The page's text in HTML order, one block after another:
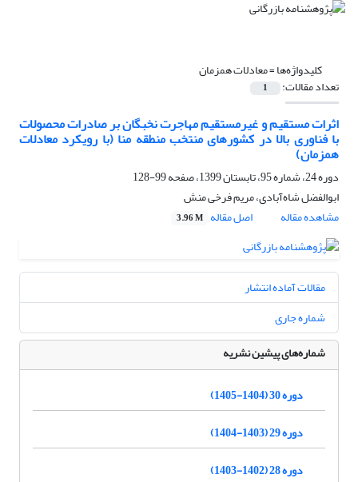
کلیدواژه‌ها =معادلات همزمان
تعداد مقالات: 1
اثرات مستقیم و غیرمستقیم مهاجرت نخبگان بر صادرات محصولات
با فناوری بالا در کشورهای منتخب منطقه منا (با رویکرد معادلات
همزمان)
دوره 24، شماره 95، تابستان 1399، صفحه
99-128
ابوالفضل شاه‌آبادی، مریم فرخی منش
مشاهده مقاله
اصل مقاله 3.96 M
مقالات آماده انتشار
شماره جاری
شماره‌های پیشین نشریه
دوره 30 (1404-1405)
دوره 29 (1403-1404)
دوره 28 (1402-1403)